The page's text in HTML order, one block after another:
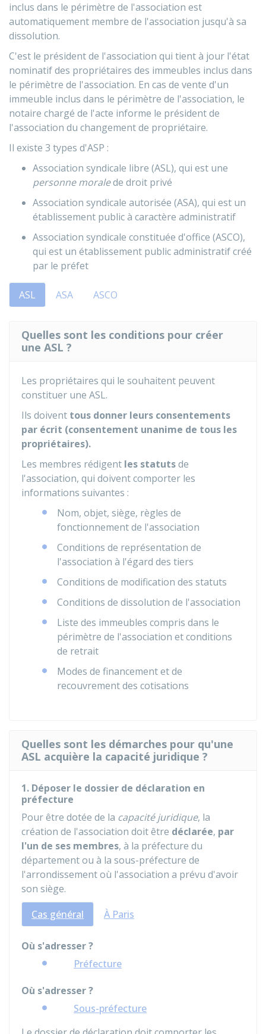
inclus dans le périmètre de l'association est
automatiquement membre de l'association jusqu'à sa
dissolution.
C'est le président de l'association qui tient à jour l'état
nominatif des propriétaires des immeubles inclus dans
le périmètre de l'association. En cas de vente d'un
immeuble inclus dans le périmètre de l'association, le
notaire chargé de l'acte informe le président de
l'association du changement de propriétaire.
Il existe 3 types d'ASP :
Association syndicale libre (ASL), qui est une
personne moralede droit privé
Association syndicale autorisée (ASA), qui est un
établissement public à caractère administratif
Association syndicale constituée d'office (ASCO),
qui est un établissement public administratif créé
par le préfet
ASL ASA ASCO
Quelles sont les conditions pour créer
une ASL ?
Les propriétaires qui le souhaitent peuvent
constituer une ASL.
Ils doivent tous donner leurs consentements
par écrit (consentement unanime de tous les
propriétaires).
Les membres rédigent les statutsde
l'association, qui doivent comporter les
informations suivantes :
Nom, objet, siège, règles de
fonctionnement de l'association
Conditions de représentation de
l'association à l'égard des tiers
Conditions de modification des statuts
Conditions de dissolution de l'association
Liste des immeubles compris dans le
périmètre de l'association et conditions
de retrait
Modes de financement et de
recouvrement des cotisations
Quelles sont les démarches pour qu'une
ASL acquière la capacité juridique ?
1. Déposer le dossier de déclaration en
préfecture
Pour être dotée de la capacité juridique, la
création de l'association doit être déclarée, par
l'un de ses membres, à la préfecture du
département ou à la sous-préfecture de
l'arrondissement où l'association a prévu d'avoir
son siège.
Cas général
À Paris
Où s'adresser ?
Préfecture
Où s'adresser ?
Sous-préfecture